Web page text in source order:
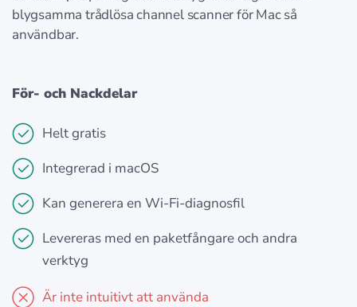
blygsamma trådlösa channel scanner för Mac så
användbar.
För- och Nackdelar
Helt gratis
Integrerad i macOS
Kan generera en Wi-Fi-diagnosfil
Levereras med en paketfångare och andra
verktyg
Är inte intuitivt att använda